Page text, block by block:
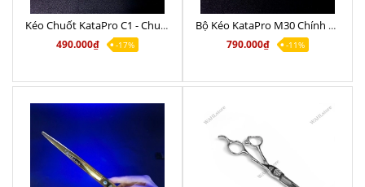
Kéo Chuốt KataPro C1 - Chuyên nghiệp 6.0
490.000₫
-17%
Bộ Kéo KataPro M30 Chính Hãng 6.0
790.000₫
-11%